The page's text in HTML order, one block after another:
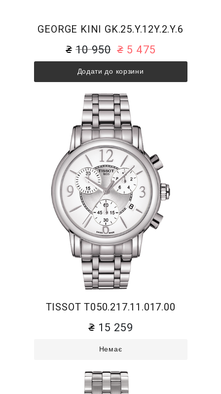
GEORGE KINI GK.25.Y.12Y.2.Y.6
10 950 5 475
Додати до корзини
TISSOT T050.217.11.017.00
15 259
Немає